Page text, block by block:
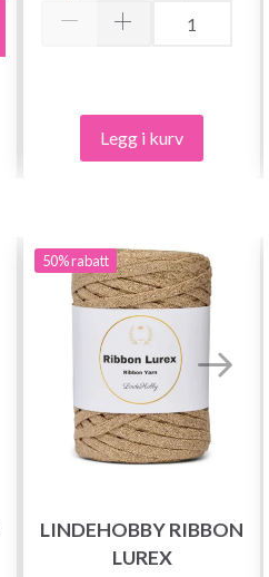
Legg i kurv
50%rabatt
LINDEHOBBY RIBBON
LUREX